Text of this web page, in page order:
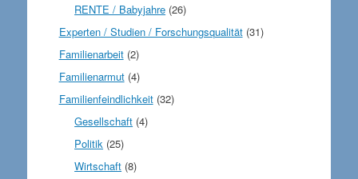
RENTE / Babyjahre (26)
Experten / Studien / Forschungsqualität(31)
Familienarbeit(2)
Familienarmut(4)
Familienfeindlichkeit(32)
Gesellschaft (4)
Politik (25)
Wirtschaft (8)